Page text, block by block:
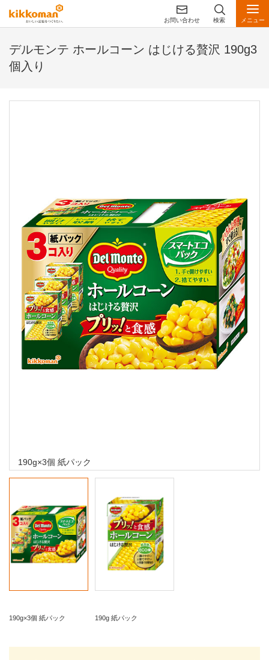
お問い合わせ 検索 メニュー
デルモンテ ホールコーン はじける贅沢 190g3
個入り
190g×3個 紙パック
190g×3個 紙パック 190g 紙パック